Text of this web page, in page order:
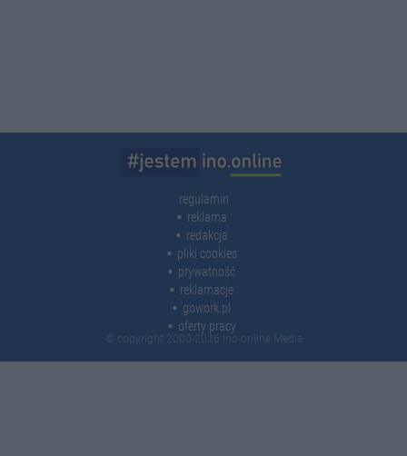
regulamin
reklama
redakcja
pliki cookies
prywatność
reklamacje
gowork.pl
oferty pracy
© copyright 2000-2026 Ino-online Media